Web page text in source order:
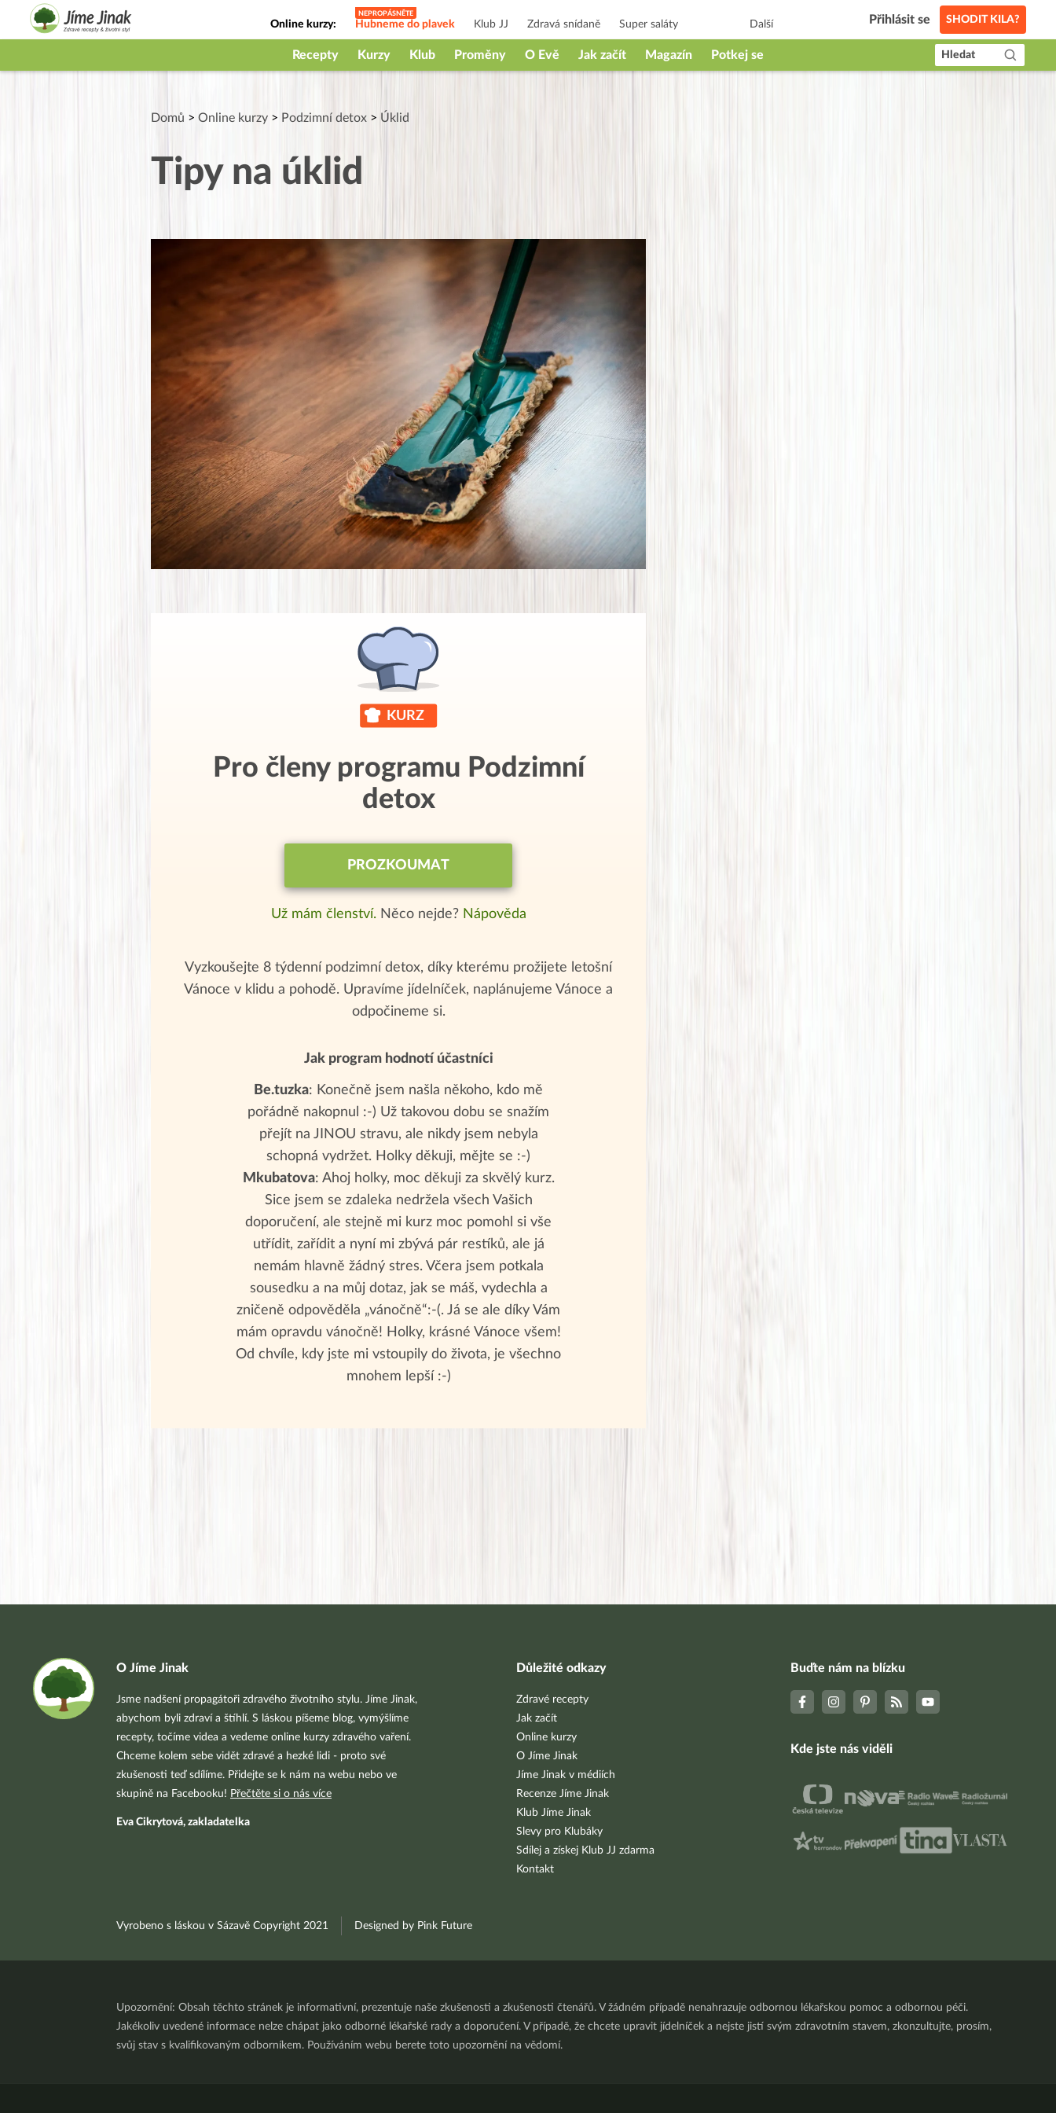
Online kurzy: Hubneme do plavek Klub JJ Zdravá snídaně Super saláty
Jak na babičky
Další Přihlásit se SHODIT KILA?
Recepty Kurzy Klub Proměny O Evě Jak začít Magazín Potkej se Hledat
Domů > Online kurzy > Podzimní detox > Úklid
Tipy na úklid
Pro členy programu Podzimní
detox
PROZKOUMAT
Už mám členství. Něco nejde? Nápověda
Vyzkoušejte 8 týdenní podzimní detox, díky kterému prožijete letošní
Vánoce v klidu a pohodě. Upravíme jídelníček, naplánujeme Vánoce a
odpočineme si.
Jak program hodnotí účastníci
Be.tuzka: Konečně jsem našla někoho, kdo mě
pořádně nakopnul :-) Už takovou dobu se snažím
přejít na JINOU stravu, ale nikdy jsem nebyla
schopná vydržet. Holky děkuji, mějte se :-)
Mkubatova: Ahoj holky, moc děkuji za skvělý kurz.
Sice jsem se zdaleka nedržela všech Vašich
doporučení, ale stejně mi kurz moc pomohl si vše
utřídit, zařídit a nyní mi zbývá pár restíků, ale já
nemám hlavně žádný stres. Včera jsem potkala
sousedku a na můj dotaz, jak se máš, vydechla a
zničeně odpověděla „vánočně“:-(. Já se ale díky Vám
mám opravdu vánočně! Holky, krásné Vánoce všem!
Od chvíle, kdy jste mi vstoupily do života, je všechno
mnohem lepší :-)
O Jíme Jinak
Jsme nadšení propagátoři zdravého životního stylu. Jíme Jinak,
abychom byli zdraví a štíhlí. S láskou píšeme blog, vymýšlíme
recepty, točíme videa a vedeme online kurzy zdravého vaření.
Chceme kolem sebe vidět zdravé a hezké lidi - proto své
zkušenosti teď sdílíme. Přidejte se k nám na webu nebo ve
skupině na Facebooku! Přečtěte si o nás více
Eva Cikrytová, zakladatelka
Důležité odkazy
Zdravé recepty
Jak začít
Online kurzy
O Jíme Jinak
Jíme Jinak v médiích
Recenze Jíme Jinak
Klub Jíme Jinak
Slevy pro Klubáky
Sdílej a získej Klub JJ zdarma
Kontakt
Buďte nám na blízku
Kde jste nás viděli
Vyrobeno s láskou v Sázavě Copyright 2021 Designed by Pink Future
Upozornění: Obsah těchto stránek je informativní, prezentuje naše zkušenosti a zkušenosti čtenářů. V žádném případě nenahrazuje odbornou lékařskou pomoc a odbornou péči.
Jakékoliv uvedené informace nelze chápat jako odborné lékařské rady a doporučení. V případě, že chcete upravit jídelníček a nejste jistí svým zdravotním stavem, zkonzultujte, prosím,
svůj stav s kvalifikovaným odborníkem. Používáním webu berete toto upozornění na vědomí.